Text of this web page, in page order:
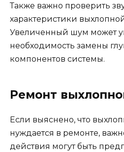
Также важно проверить
характеристики
Увеличенный шум может
необходимость замены
компонентов системы.
Ремонт
Если выяснено, что
нуждается в ремонте,
действия могут быть